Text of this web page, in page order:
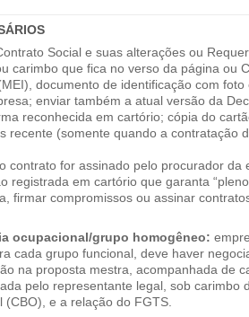
Social e suas alterações ou
carimbo que fica no verso da página ou
documento de identificação com foto
enviar também a atual versão da
reconhecida em cartório; cópia do
recente (somente quando a contratação
contrato for assinado pelo procurador da
registrada em cartório que garanta
firmar compromissos ou assinar
ocupacional/grupo homogêneo:
cada grupo funcional, deve haver
na proposta mestra, acompanhada de
pelo representante legal, sob carimbo
(CBO), e a relação do FGTS.